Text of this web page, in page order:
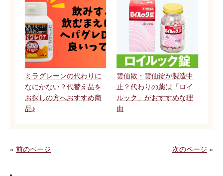
ミラグレーンの代わりに
なにかない？代替え品を
お探しの方へおすすめ商
品♪
雲仙散・雲仙錠が製造中
止？代わりの薬は「ロイ
ルック」がおすすめな理
由
« 前のページ 次のページ »